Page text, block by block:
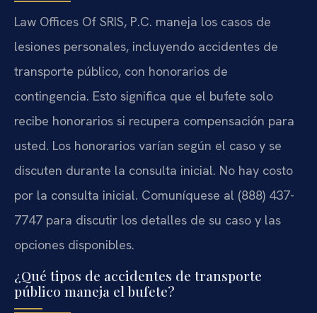
Law Offices Of SRIS, P.C. maneja los casos de
lesiones personales, incluyendo accidentes de
transporte público, con honorarios de
contingencia. Esto significa que el bufete solo
recibe honorarios si recupera compensación para
usted. Los honorarios varían según el caso y se
discuten durante la consulta inicial. No hay costo
por la consulta inicial. Comuníquese al (888) 437-
7747 para discutir los detalles de su caso y las
opciones disponibles.
¿Qué tipos de accidentes de transporte
público maneja el bufete?